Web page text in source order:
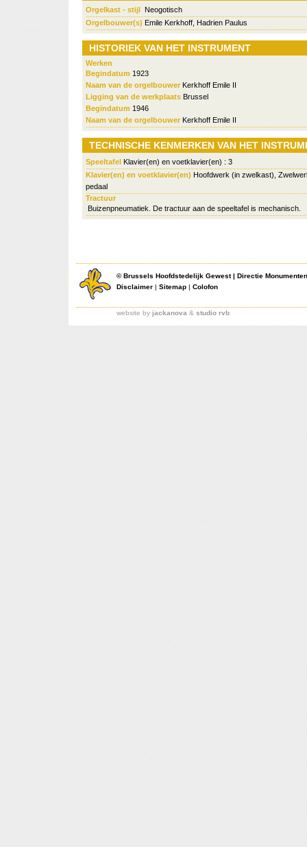
Orgelkast - stijl Neogotisch
Orgelbouwer(s) Emile Kerkhoff, Hadrien Paulus
HISTORIEK VAN HET INSTRUMENT
Werken
Begindatum 1923
Naam van de orgelbouwer Kerkhoff Emile II
Ligging van de werkplaats Brussel
Begindatum 1946
Naam van de orgelbouwer Kerkhoff Emile II
TECHNISCHE KENMERKEN VAN HET
Speeltafel Klavier(en) en voetklavier(en) : 3
Klavier(en) en voetklavier(en) Hoofdwerk (in zwelkast),
pedaal
Tractuur
Buizenpneumatiek. De tractuur aan de speeltafel is mechanisch.
©Brussels Hoofdstedelijk Gewest| Directie
Disclaimer | Sitemap | Colofon
website by jackanova & studio rvb